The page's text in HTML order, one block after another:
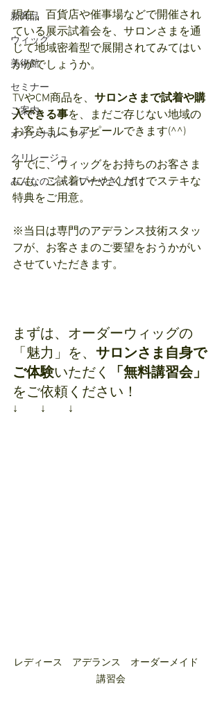
新商品
ウィッグ
美術館
セミナー
ご案内
オリジナルヘアケア
クリレージュ
みんなのシャンプーやさしずく
現在、百貨店や催事場などで開催され
ている展示試着会を、サロンさまを通
じて地域密着型で展開されてみてはい
かがでしょうか。
TVやCM商品を、 サロンさまで試着や購
入できる事を、まだご存じない地域の
お客さまにもアピールできます(^^)
すでに、ウィッグをお持ちのお客さま
にも、ご試着いただくだけでステキな
特典をご用意。
※当日は専門のアデランス技術スタッ
フが、お客さまのご要望をおうかがい
させていただきます。
まずは、オーダーウィッグの
「魅力」を、 サロンさま自身で
ご体験いただく
「無料講習会」
をご依頼ください！
↓　　↓　　↓
レディース　アデランス　オーダーメイド
講習会